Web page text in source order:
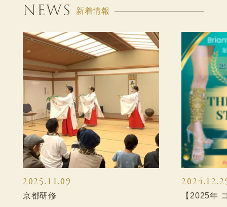
NEWS 新着情報
2025.11.09
京都研修 【2025年